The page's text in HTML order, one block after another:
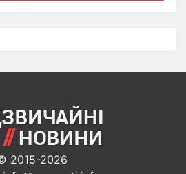
2015-2026